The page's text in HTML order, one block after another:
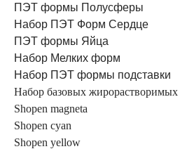
ПЭТ формы Полусферы
Набор ПЭТ Форм Сердце
ПЭТ формы Яйца
Набор Мелких форм
Набор ПЭТ формы подставки
Набор базовых жирорастворимых
Shopen magneta
Shopen cyan
Shopen yellow